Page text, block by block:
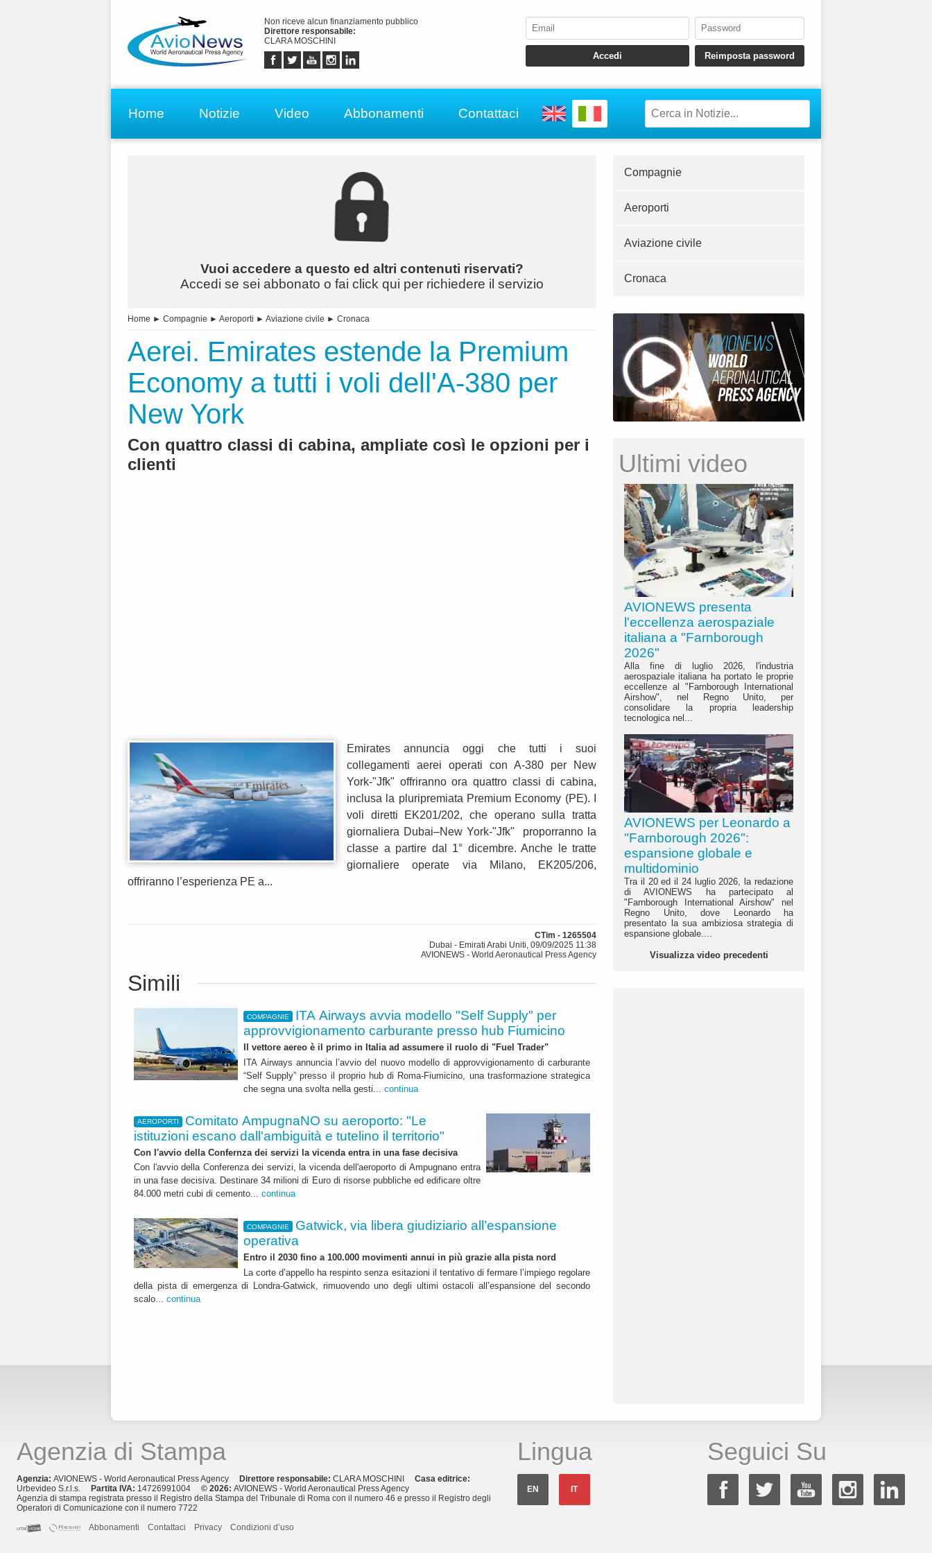
Non riceve alcun finanziamento pubblico
Direttore responsabile:
CLARA MOSCHINI
Home Notizie Video Abbonamenti Contattaci
Vuoi accedere a questo ed altri contenuti riservati?
Accedi se sei abbonato o fai click qui per richiedere il servizio
Home ► Compagnie ► Aeroporti ► Aviazione civile ► Cronaca
Aerei. Emirates estende la Premium
Economy a tutti i voli dell'A-380 per
New York
Con quattro classi di cabina, ampliate così le opzioni per i
clienti
Emirates annuncia oggi che tutti i suoi
collegamenti aerei operati con A-380 per New
York-"Jfk" offriranno ora quattro classi di cabina,
inclusa la pluripremiata Premium Economy (PE). I
voli diretti EK201/202, che operano sulla tratta
giornaliera Dubai–New York-"Jfk" proporranno la
classe a partire dal 1° dicembre. Anche le tratte
giornaliere operate via Milano, EK205/206,
offriranno l’esperienza PE a...
CTim - 1265504
Dubai - Emirati Arabi Uniti, 09/09/2025 11:38
AVIONEWS - World Aeronautical Press Agency
Simili
COMPAGNIE
ITA Airways avvia modello "Self Supply" per
approvvigionamento carburante presso hub Fiumicino
Il vettore aereo è il primo in Italia ad assumere il ruolo di "Fuel Trader"
ITA Airways annuncia l’avvio del nuovo modello di approvvigionamento di carburante
“Self Supply” presso il proprio hub di Roma-Fiumicino, una trasformazione strategica
che segna una svolta nella gesti... continua
AEROPORTI
Comitato AmpugnaNO su aeroporto: "Le
istituzioni escano dall'ambiguità e tutelino il territorio"
Con l'avvio della Confernza dei servizi la vicenda entra in una fase decisiva
Con l'avvio della Conferenza dei servizi, la vicenda dell'aeroporto di Ampugnano entra
in una fase decisiva. Destinare 34 milioni di Euro di risorse pubbliche ed edificare oltre
84.000 metri cubi di cemento... continua
COMPAGNIE
Gatwick, via libera giudiziario all’espansione
operativa
Entro il 2030 fino a 100.000 movimenti annui in più grazie alla pista nord
La corte d’appello ha respinto senza esitazioni il tentativo di fermare l’impiego regolare
della pista di emergenza di Londra-Gatwick, rimuovendo uno degli ultimi ostacoli all’espansione del secondo
scalo... continua
Compagnie
Aeroporti
Aviazione civile
Cronaca
Ultimi video
AVIONEWS presenta
l'eccellenza aerospaziale
italiana a "Farnborough
2026"
Alla fine di luglio 2026, l'industria
aerospaziale italiana ha portato le proprie
eccellenze al "Farnborough International
Airshow", nel Regno Unito, per
consolidare la propria leadership
tecnologica nel...
AVIONEWS per Leonardo a
"Farnborough 2026":
espansione globale e
multidominio
Tra il 20 ed il 24 luglio 2026, la redazione
di AVIONEWS ha partecipato al
"Farnborough International Airshow" nel
Regno Unito, dove Leonardo ha
presentato la sua ambiziosa strategia di
espansione globale....
Visualizza video precedenti
Agenzia di Stampa
Agenzia: AVIONEWS - World Aeronautical Press Agency Direttore responsabile: CLARA MOSCHINI Casa editrice:
Urbevideo S.r.l.s.
Partita IVA: 14726991004 © 2026: AVIONEWS - World Aeronautical Press Agency
Agenzia di stampa registrata presso il Registro della Stampa del Tribunale di Roma con il numero 46 e presso il Registro degli
Operatori di Comunicazione con il numero 7722
Abbonamenti
Contattaci Privacy Condizioni d’uso
Lingua
EN IT
Seguici Su